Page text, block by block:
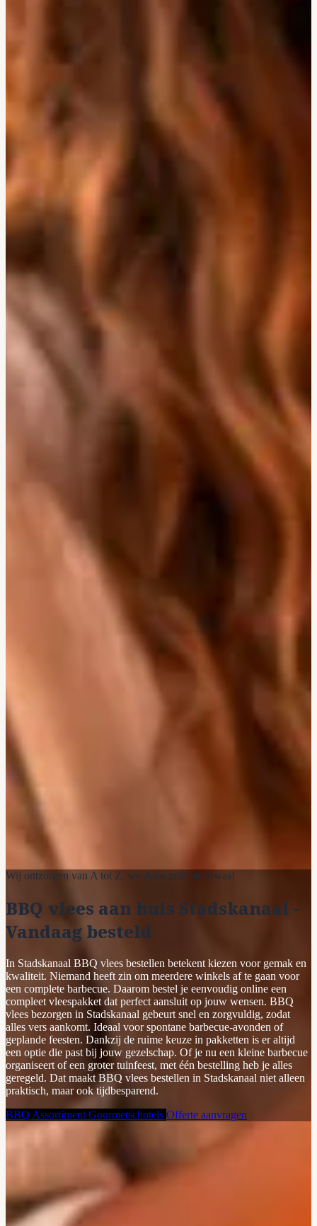
Wij ontzorgen van A tot Z, we doen zelfs de afwas!
BBQ vlees aan huis Stadskanaal -
Vandaag besteld
In Stadskanaal BBQ vlees bestellen betekent kiezen voor gemak en
kwaliteit. Niemand heeft zin om meerdere winkels af te gaan voor
een complete barbecue. Daarom bestel je eenvoudig online een
compleet vleespakket dat perfect aansluit op jouw wensen. BBQ
vlees bezorgen in Stadskanaal gebeurt snel en zorgvuldig, zodat
alles vers aankomt. Ideaal voor spontane barbecue-avonden of
geplande feesten. Dankzij de ruime keuze in pakketten is er altijd
een optie die past bij jouw gezelschap. Of je nu een kleine barbecue
organiseert of een groter tuinfeest, met één bestelling heb je alles
geregeld. Dat maakt BBQ vlees bestellen in Stadskanaal niet alleen
praktisch, maar ook tijdbesparend.
BBQ Assortiment Gourmetschotels Offerte aanvragen